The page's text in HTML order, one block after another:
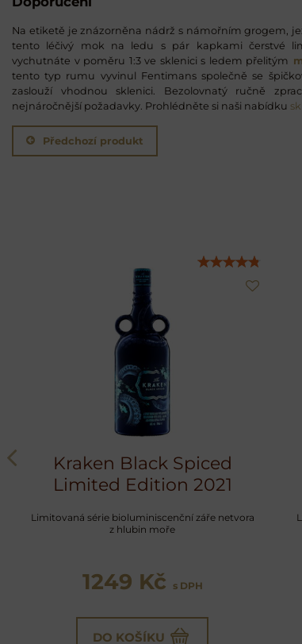
Na etiketě je znázorněna nádrž s námořním grogem,
tento léčivý mok na ledu s pár kapkami čerstvé
vychutnáte v poměru 1:3 ve sklenici s ledem přelitým
tento typ rumu vyvinul Fentimans společně se
zaslouží vhodnou sklenici. Bezolovnatý ručně
nejnáročnější požadavky. Prohlédněte si naši nabídku
Předchozí produkt
Kraken Black Spiced
Limited Edition 2021
Limitovaná série bioluminiscenční záře netvora
z hlubin moře
1249 Kč s DPH
DO KOŠÍKU